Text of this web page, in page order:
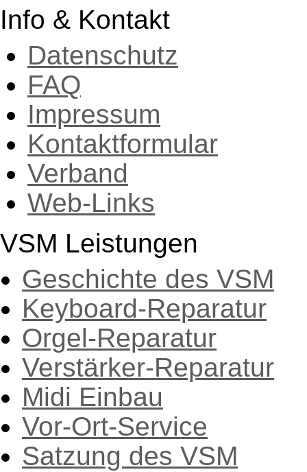
Info & Kontakt
Datenschutz
FAQ
Impressum
Kontaktformular
Verband
Web-Links
VSM Leistungen
Geschichte des VSM
Keyboard-Reparatur
Orgel-Reparatur
Verstärker-Reparatur
Midi Einbau
Vor-Ort-Service
Satzung des VSM